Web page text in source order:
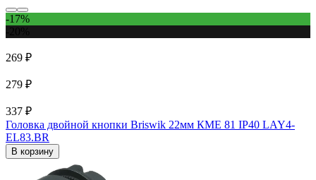
-17%
269 ₽
279 ₽
337 ₽
Головка двойной кнопки Briswik 22мм КМЕ 81 IP40 LAY4-
EL83.BR
В корзину